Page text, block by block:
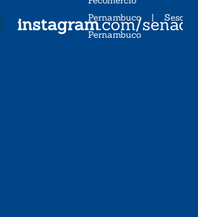
instagram.com/
Pernambuco| Sesc
Pernambuco